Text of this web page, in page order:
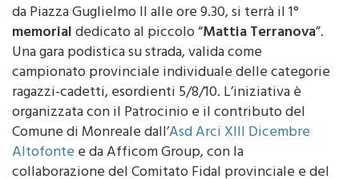
Domenica 14 aprile 2024 a Monreale con partenza
da Piazza Guglielmo II alle ore 9.30, si terrà il 1°
memorialdedicato al piccolo “Mattia Terranova
Una gara podistica su strada, valida come
campionato provinciale individuale delle categorie
ragazzi-cadetti, esordienti 5/8/10. L’iniziativa è
organizzata con il Patrocinio e il contributo del
Comune di Monreale dall’Asd Arci XIII Dicembre